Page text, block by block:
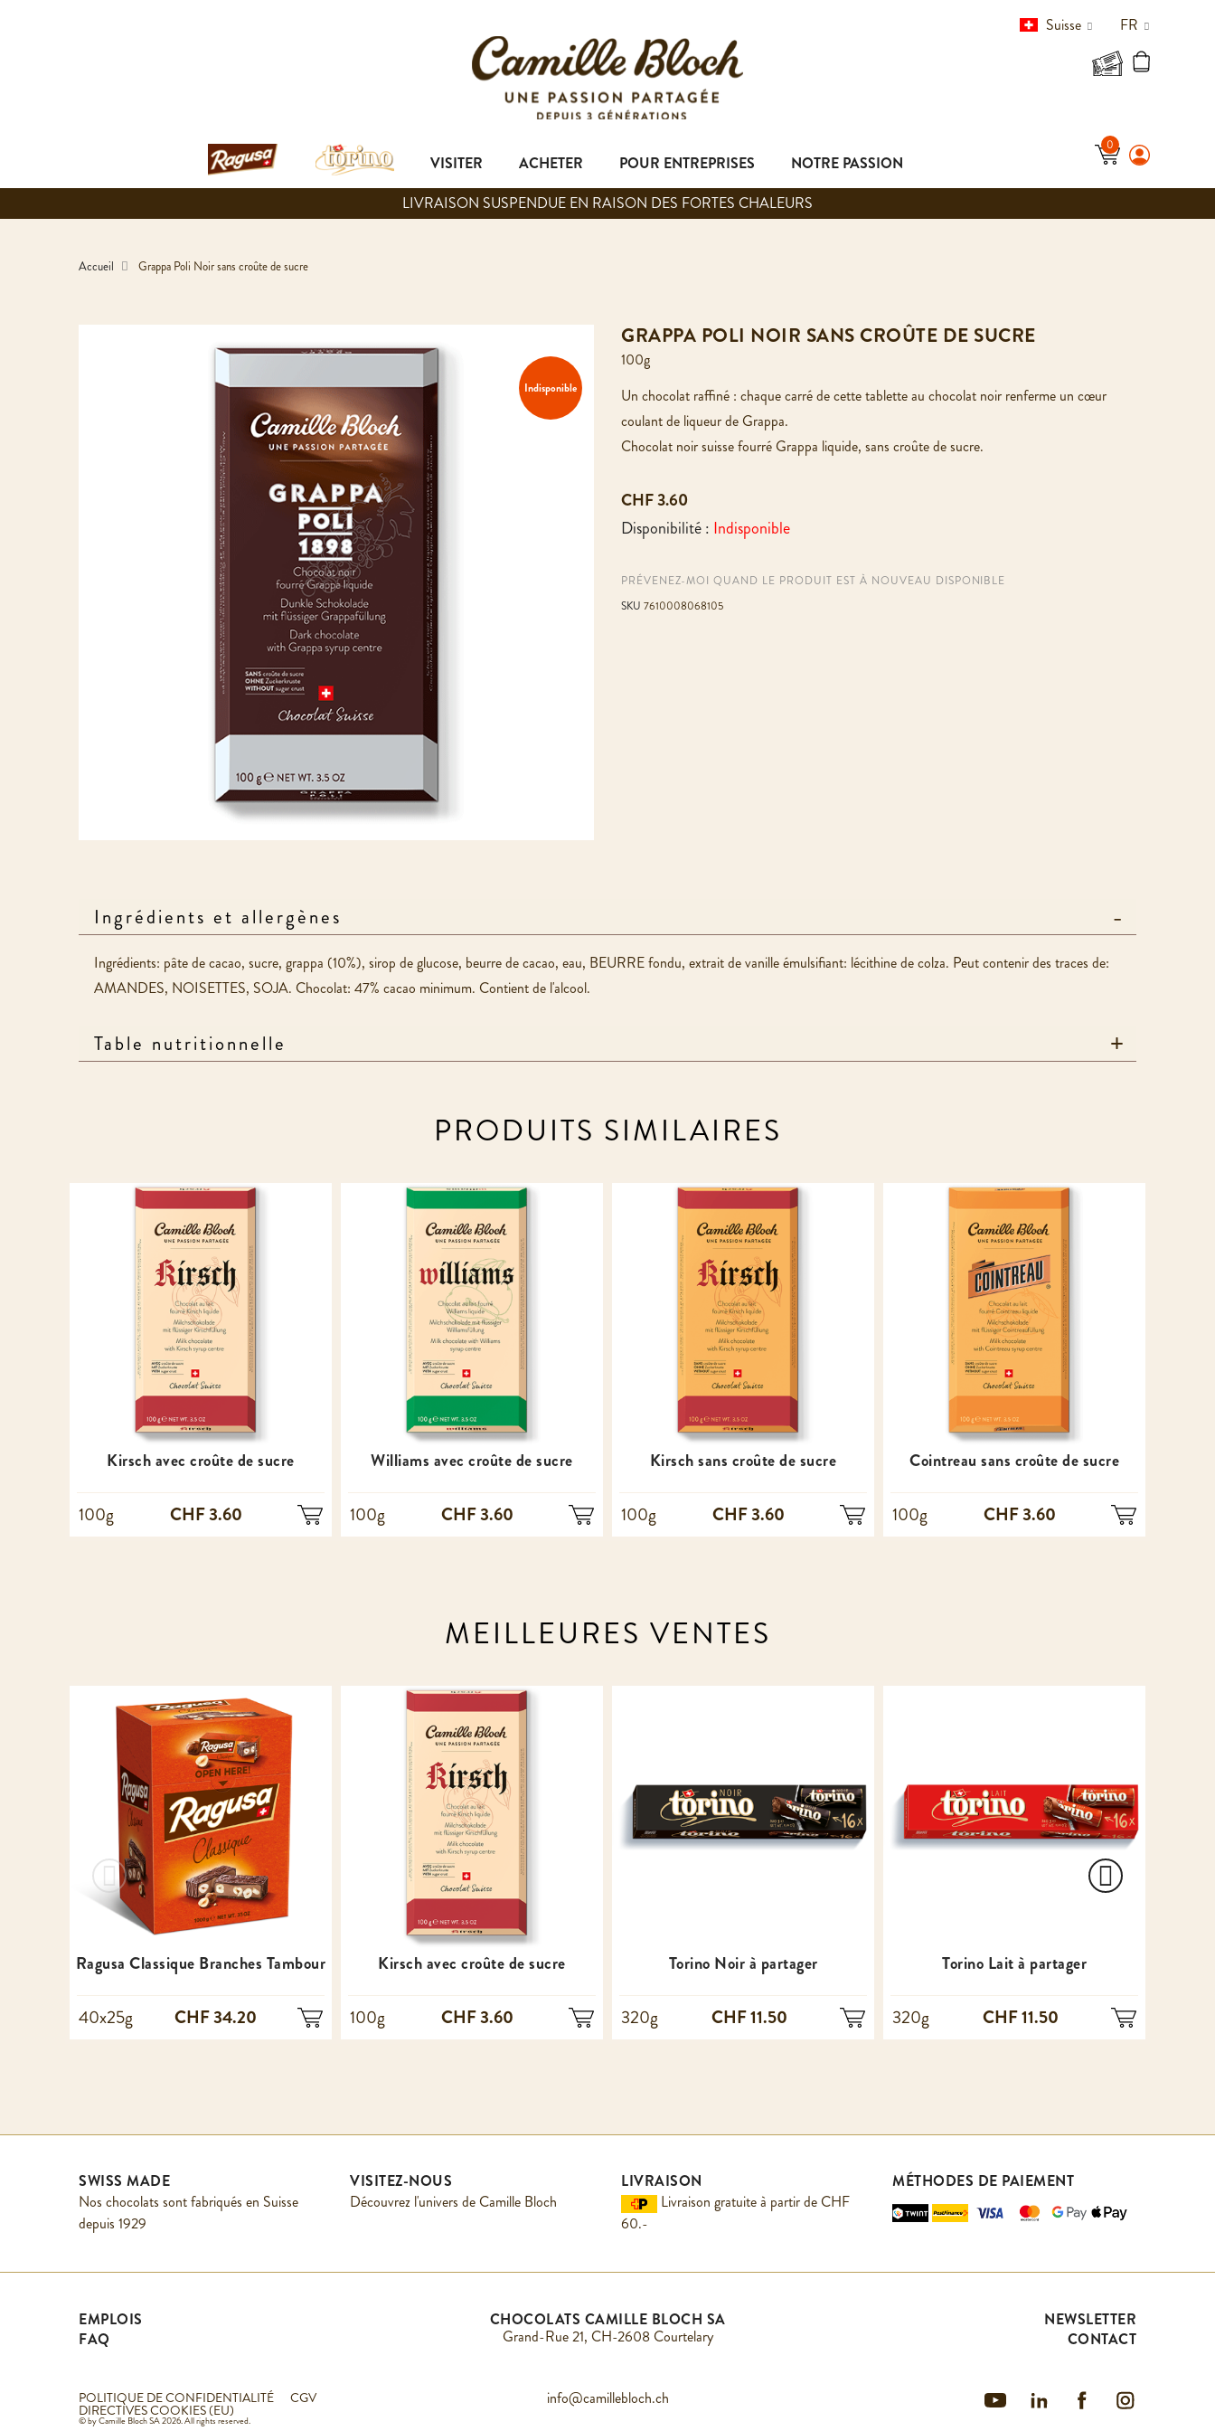
FR
Suisse
VISITER ACHETER POUR ENTREPRISES
NOTRE PASSION
LIVRAISON SUSPENDUE EN RAISON DES FORTES CHALEURS
Accueil Grappa Poli Noir sans croûte de sucre
Indisponible
GRAPPA POLI NOIR SANS CROÛTE DE SUCRE
100g
Un chocolat raffiné : chaque carré de cette tablette au chocolat noir renferme un cœur
coulant de liqueur de Grappa.
Chocolat noir suisse fourré Grappa liquide, sans croûte de sucre.
CHF 3.60
Disponibilité : Indisponible
PRÉVENEZ-MOI QUAND LE PRODUIT EST À NOUVEAU DISPONIBLE
SKU 7610008068105
Ingrédients et allergènes
Ingrédients: pâte de cacao, sucre, grappa (10%), sirop de glucose, beurre de cacao, eau, BEURRE fondu, extrait de vanille émulsifiant: lécithine de colza. Peut contenir des traces de:
AMANDES, NOISETTES, SOJA. Chocolat: 47% cacao minimum. Contient de l'alcool.
Table nutritionnelle
PRODUITS SIMILAIRES
Kirsch avec croûte de sucre
100g CHF 3.60
Williams avec croûte de sucre
100g CHF 3.60
Kirsch sans croûte de sucre
100g CHF 3.60
Cointreau sans croûte de sucre
100g CHF 3.60
MEILLEURES VENTES
Ragusa Classique Branches Tambour
40x25g CHF 34.20
Kirsch avec croûte de sucre
100g CHF 3.60
Torino Noir à partager
320g CHF 11.50
Torino Lait à partager
320g CHF 11.50
SWISS MADE
Nos chocolats sont fabriqués en Suisse
depuis 1929
VISITEZ-NOUS
Découvrez l'univers de Camille Bloch
LIVRAISON
Livraison gratuite à partir de CHF
60.-
MÉTHODES DE PAIEMENT
EMPLOIS
FAQ
POLITIQUE DE CONFIDENTIALITÉ CGV
DIRECTIVES COOKIES (EU)
© by Camille Bloch SA 2026. All rights reserved.
CHOCOLATS CAMILLE BLOCH SA
Grand-Rue 21, CH-2608 Courtelary
info@camillebloch.ch
NEWSLETTER
CONTACT